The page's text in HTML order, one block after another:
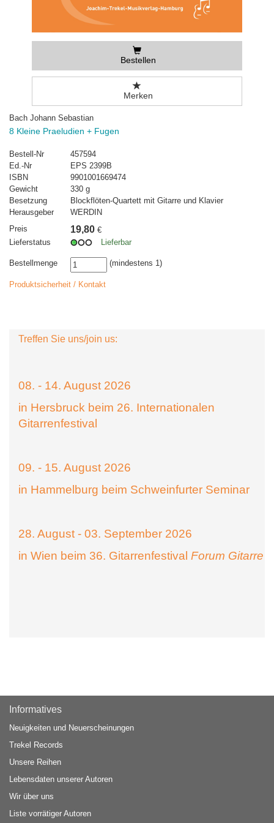
Bestellen
Merken
Bach Johann Sebastian
8 Kleine Praeludien + Fugen
Bestell-Nr
457594
Ed.-Nr
EPS 2399B
ISBN
9901001669474
Gewicht
330 g
Besetzung
Blockflöten-Quartett mit Gitarre und Klavier
Herausgeber
WERDIN
Preis
19,80 €
Lieferstatus
Lieferbar
Bestellmenge (mindestens 1)
Produktsicherheit / Kontakt
Treffen Sie uns/join us:
08. - 14. August 2026
in Hersbruck beim 26. Internationalen
Gitarrenfestival
09. - 15. August 2026
in Hammelburg beim Schweinfurter Seminar
28. August - 03. September 2026
in Wien beim 36. Gitarrenfestival Forum Gitarre
Informatives
Neuigkeiten und Neuerscheinungen
Trekel Records
Unsere Reihen
Lebensdaten unserer Autoren
Wir über uns
Liste vorrätiger Autoren